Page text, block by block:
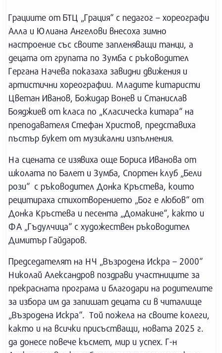
Грациите от БТЦ „Грация“ с педагог – хореографи
Алла и Юлиана Ангелови внесоха зимно
настроение със своите запленяващи танци, а
децата от групата по Зумба с ръководител
Гергана Начева показаха завидни движения и
артистични хореографии. Младите китаристи
Цветан Иванов, Божидар Вонев и Станислав
Бояджиев от класа по „Класическа китара“ на
преподавателя Стефан Христов, представиха
пъстър букет от музикални изпълнения.
На сцената се изявиха още Бориса Иванова от
школата по Балет и Зумба, Спортен клуб „Бели
рози“ с ръководител Донка Кръстева, които
рецитираха стихотворението „Бог е любов“ от
Донка Кръстева и песента „Домакине“, както и
ФА „Гъдулчица“ с художествен ръководител
Димитър Гайдаров.
Председателят на НЧ „Възродена Искра – 2000“
Николай Александров поздрави участниците за
прекрасната програма и благодари на родителите
за избора им да запишат децата си в читалище
„Възродена Искра“. Той пожела на своите колеги,
както и на всички присъстващи, новата 2025 г.
да донесе повече късмет, мир и успех. Г-н